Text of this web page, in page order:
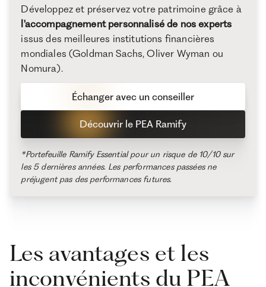
Développez et préservez votre patrimoine grâce à
l'accompagnement personnalisé de nos experts
issus des meilleures institutions financières
mondiales (Goldman Sachs, Oliver Wyman ou
Nomura).
Découvrir le PEA Ramify
Échanger avec un conseiller
*Portefeuille Ramify Essential pour un risque de 10/10 sur
les 5 dernières années. Les performances passées ne
préjugent pas des performances futures.
Les avantages et les
inconvénients du PEA